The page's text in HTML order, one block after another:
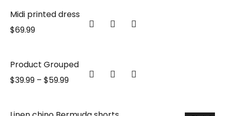
Midi printed dress
$69.99
Product Grouped
$39.99 – $59.99